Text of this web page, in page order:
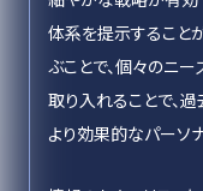
体系を提示すること
ぶことで、個々のニー
取り入れることで、
より効果的なパーソ